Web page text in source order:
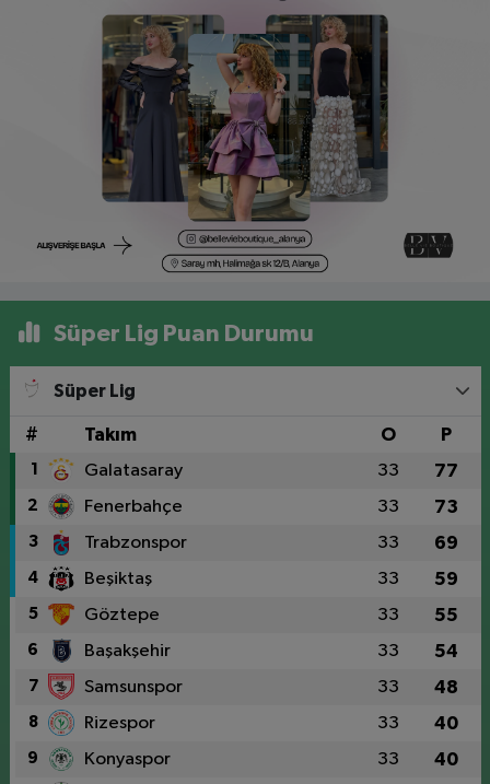
Süper Lig Puan Durumu
Süper Lig
# Takım O P
1 Galatasaray 33 77
2 Fenerbahçe 33 73
3 Trabzonspor 33 69
4 Beşiktaş 33 59
5 Göztepe 33 55
6 Başakşehir 33 54
7 Samsunspor 33 48
8 Rizespor 33 40
9 Konyaspor 33 40